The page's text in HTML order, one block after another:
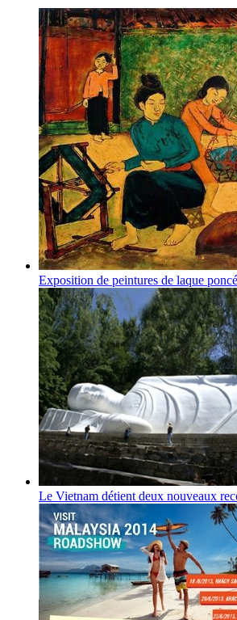
Exposition de peintures de laque
Le Vietnam détient deux nouveaux